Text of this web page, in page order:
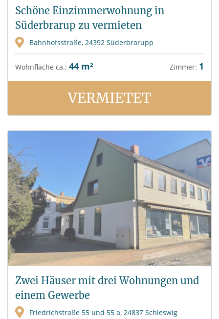
Schöne Einzimmerwohnung in
Süderbrarup zu vermieten
Bahnhofsstraße, 24392 Süderbrarupp
Wohnfläche ca.: 44 m² Zimmer: 1
VERMIETET
Zwei Häuser mit drei Wohnungen und
einem Gewerbe
Friedrichstraße 55 und 55 a, 24837 Schleswig